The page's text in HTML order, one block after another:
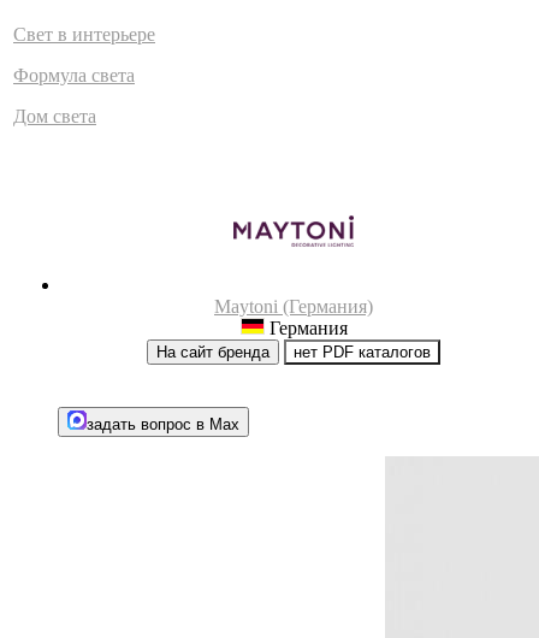
Свет в интерьере
Формула света
Дом света
Maytoni (Германия)
Германия
На сайт бренда нет PDF каталогов
задать вопрос в Max